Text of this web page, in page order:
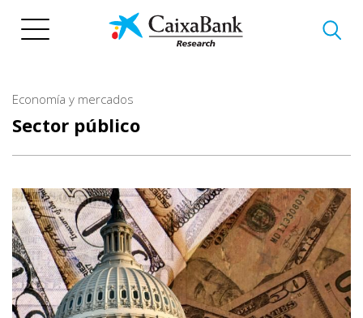
Economía y mercados
Sector público